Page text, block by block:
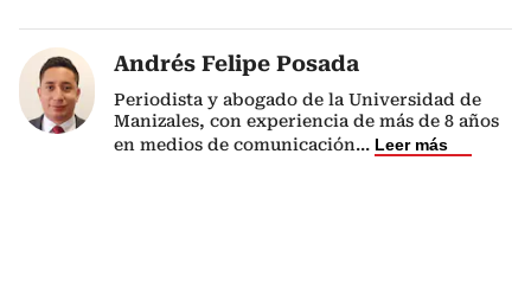
Andrés Felipe Posada
Periodista y abogado de la Universidad de
Manizales, con experiencia de más de 8 años
en medios de comunicación... Leer más